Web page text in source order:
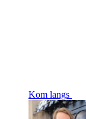
Kom langs